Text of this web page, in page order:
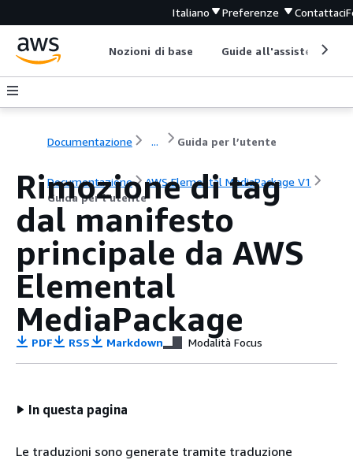
Italiano Preferenze Contattaci
Nozioni di base Guide all'assistenza
Documentazione ... Guida per l’utente
Documentazione
AWS Elemental MediaPackage V1
Guida per l’utente
Rimozione di tag
dal manifesto
principale da AWS
Elemental
MediaPackage
PDF RSS Markdown Modalità Focus
In questa pagina
Le traduzioni sono generate tramite traduzione